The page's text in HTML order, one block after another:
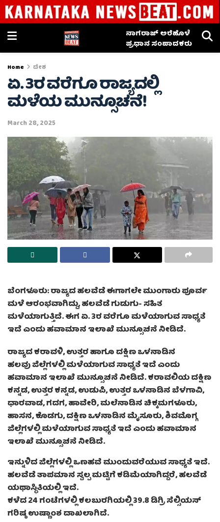
ನಾಗರಾಜ್ ಅರೆಹೊಳೆ
ಪ್ರಧಾನ ಸಂಪಾದಕರು
Home ದೇಶ
ಏ. 3ರ ವರೆಗೂ ರಾಜ್ಯದಲ್ಲಿ
ಮಳೆಯ ಮುನ್ಸೂಚನೆ!
March 28, 2025
ಬೆಂಗಳೂರು: ರಾಜ್ಯದ ಹಲವೆಡೆ ಈಗಾಗಲೇ ಮುಂಗಾರು ಪೂರ್ವ
ಮಳೆ ಆರಂಭವಾಗಿದ್ದು, ಹಲವೆಡೆ ಗುಡುಗು- ಸಹಿತ
ಮಳೆಯಾಗುತ್ತಿದೆ. ಈಗ ಏ. 3ರ ವರೆಗೂ ಮಳೆಯಾಗುವ ಸಾಧ್ಯತೆ
ಇದೆ ಎಂದು ಹವಾಮಾನ ಇಲಾಖೆ ಮುನ್ಸೂಚನೆ ನೀಡಿದೆ.
ರಾಜ್ಯದ ಕರಾವಳಿ, ಉತ್ತರ ಹಾಗೂ ದಕ್ಷಿಣ ಒಳನಾಡಿನ
ಹಲವು ಜಿಲ್ಲೆಗಳಲ್ಲಿ ಮಳೆಯಾಗುವ ಸಾಧ್ಯತೆ ಇದೆ ಎಂದು
ಹವಾಮಾನ ಇಲಾಖೆ ಮುನ್ಸೂಚನೆ ನೀಡಿದೆ. ಕರಾವಲಿಯ ದಕ್ಷಿಣ
ಕನ್ನಡ, ಉತ್ತರ ಕನ್ನಡ, ಉಡುಪಿ, ಉತ್ತರ ಒಳನಾಡಿನ ಬೆಳಗಾವಿ,
ಧಾರವಾಡ, ಗದಗ, ಹಾವೇರಿ, ಮಲೆನಾಡಿನ ಚಿಕ್ಕಮಗಳೂರು,
ಹಾಸನ, ಕೊಡಗು, ದಕ್ಷಿಣ ಒಳನಾಡಿನ ಮೈಸೂರು, ಶಿವಮೊಗ್ಗ
ಜಿಲ್ಲೆಗಳಲ್ಲಿ ಮಳೆಯಾಗುವ ಸಾಧ್ಯತೆ ಇದೆ ಎಂದು ಹವಾಮಾನ
ಇಲಾಖೆ ಮುನ್ಸೂಚನೆ ನೀಡಿದೆ.
ಇನ್ನುಳಿದ ಜಿಲ್ಲೆಗಳಲ್ಲಿ ಒಣಹವೆ ಮುಂದುವರೆಯುವ ಸಾಧ್ಯತೆ ಇದೆ.
ಹಲವೆಡೆ ತಾಪಮಾನ ಸ್ವಲ್ಪ ಮಟ್ಟಿಗೆ ಕಡಿಮೆಯಾಗಿದ್ದರೆ, ಹಲವೆಡೆ
ಯಥಾಸ್ಥಿತಿಯಲ್ಲಿ ಇದೆ.
ಕಳೆದ 24 ಗಂಟೆಗಳಲ್ಲಿ ಕಲಬುರಗಿಯಲ್ಲಿ 39.8 ಡಿಗ್ರಿ ಸೆಲ್ಸಿಯಸ್
ಗರಿಷ್ಠ ಉಷ್ಣಾಂಶ ದಾಖಲಾಗಿದೆ.